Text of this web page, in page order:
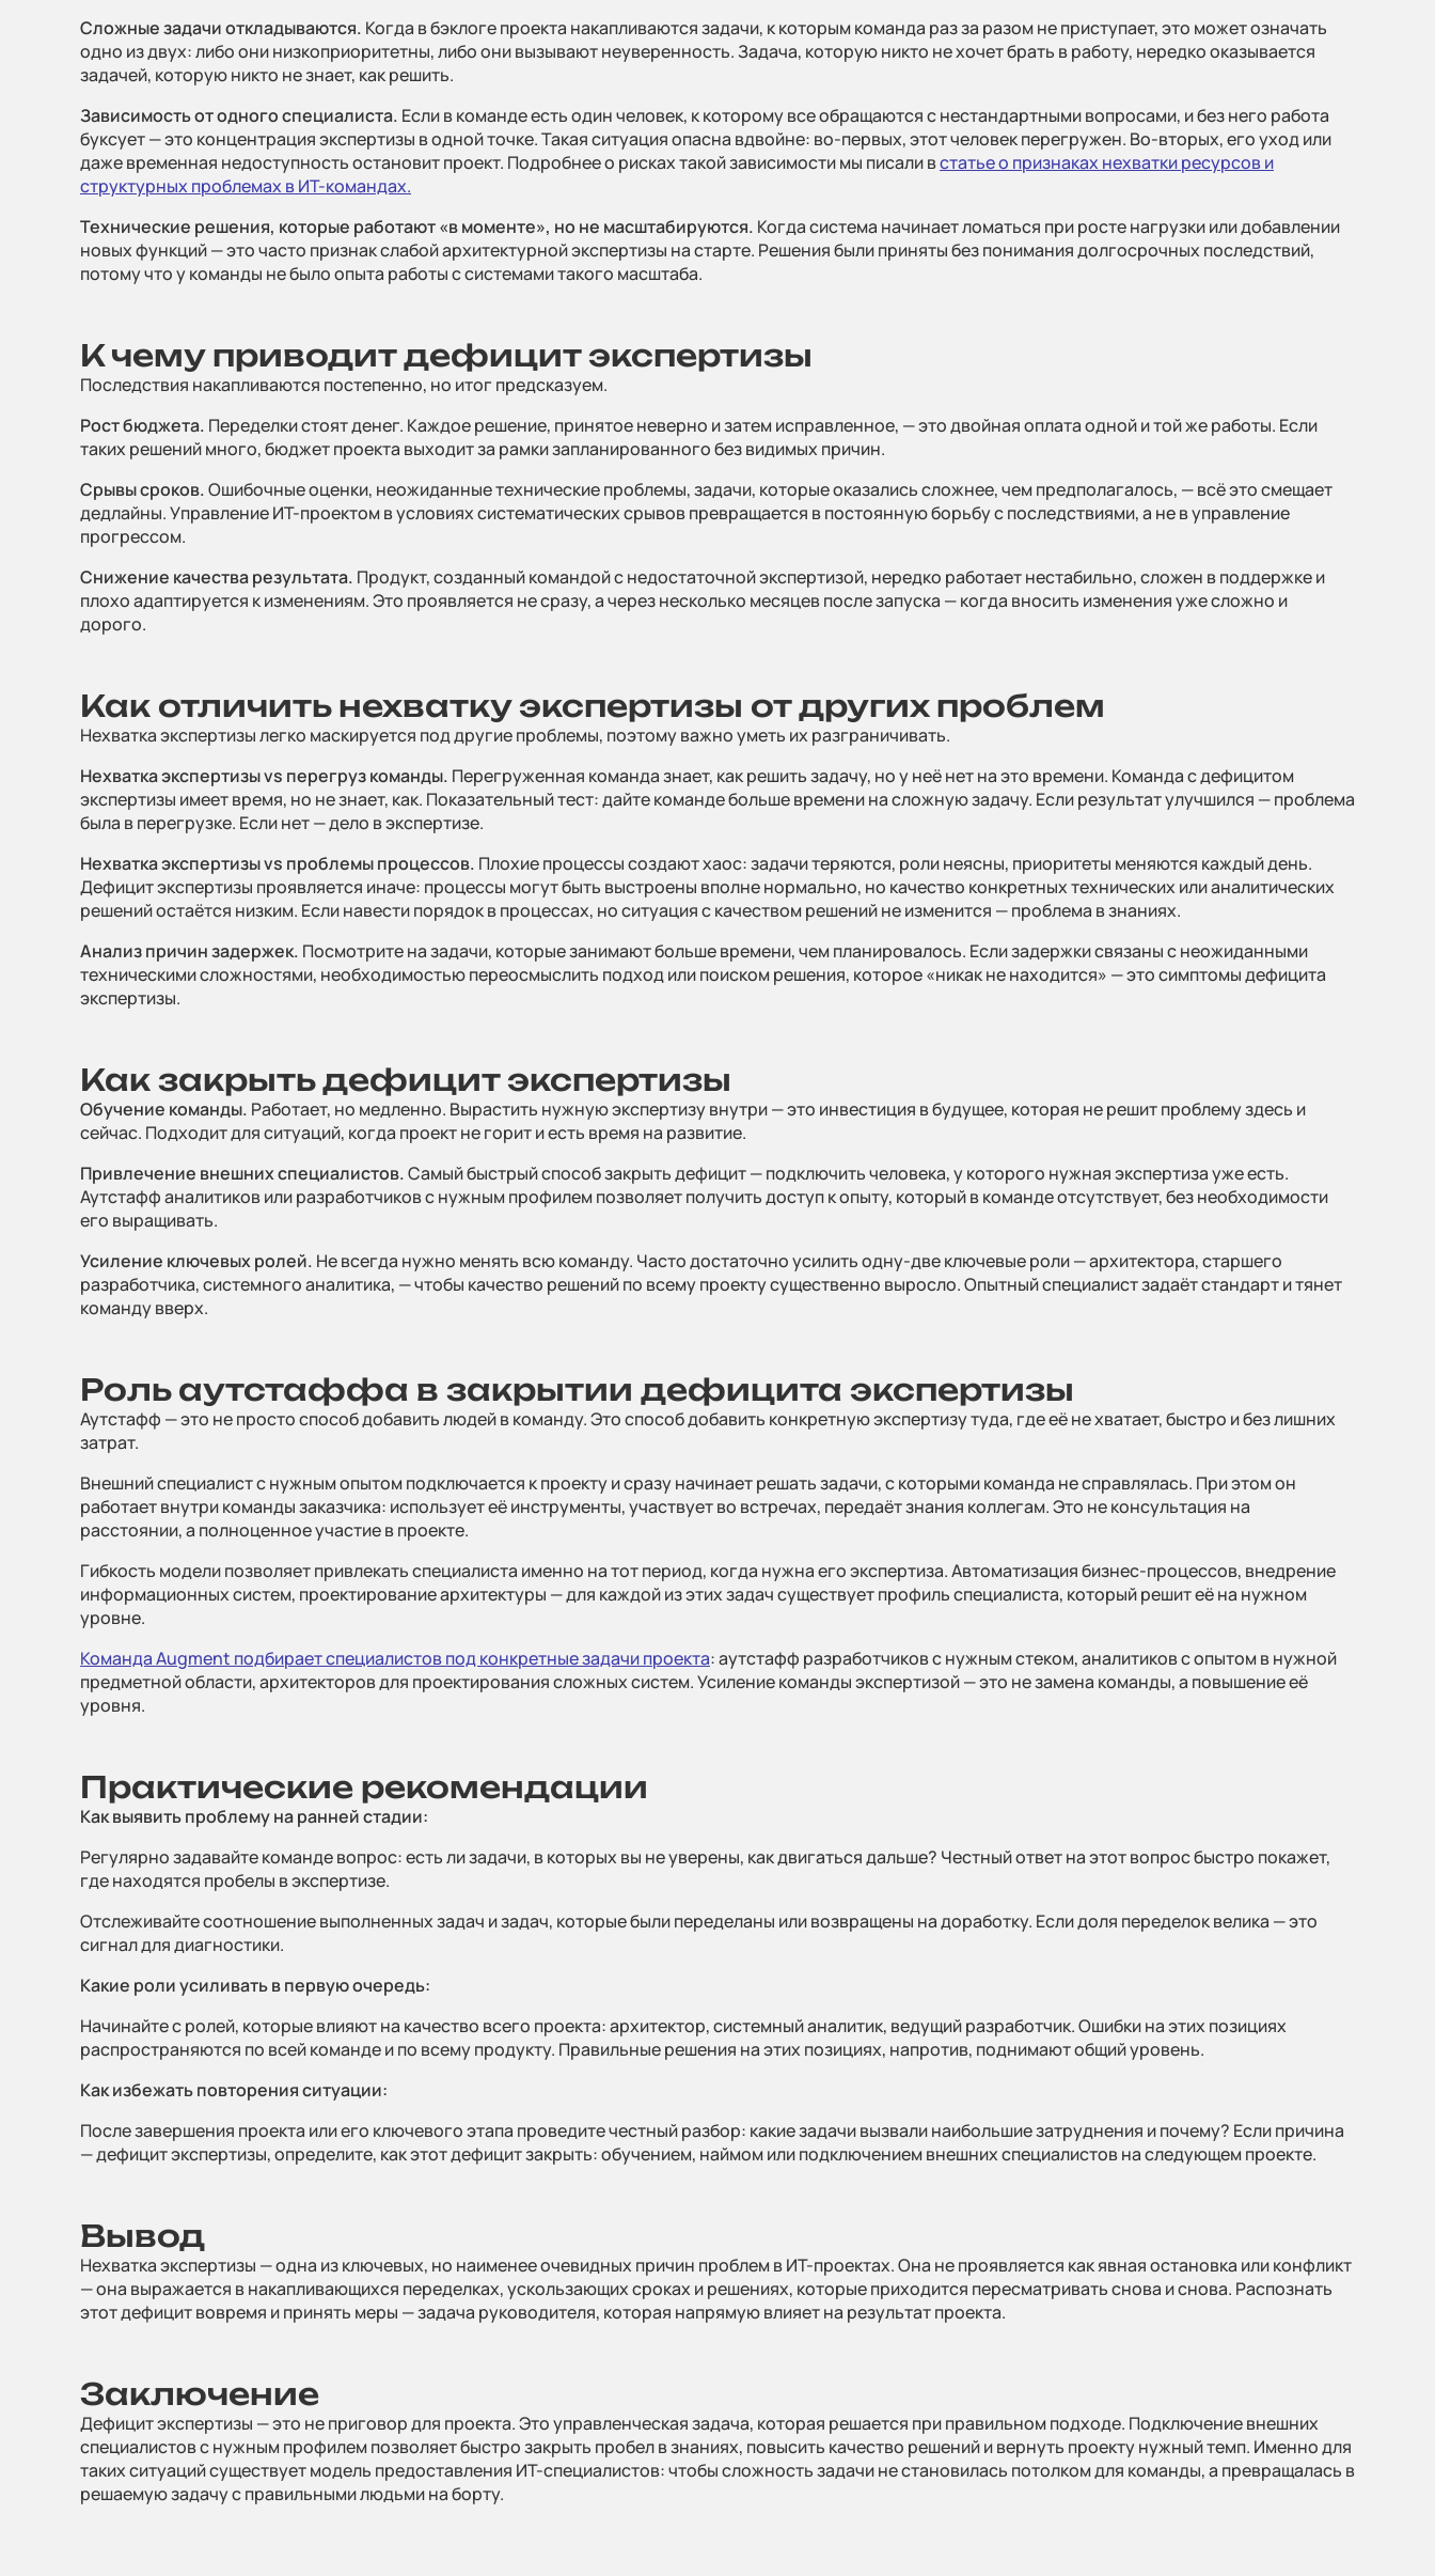
Политика
конфиденциальности
Сложные задачи откладываются. Когда в бэклоге проекта накапливаются задачи, к которым команда раз за разом не приступает, это может означать
одно из двух: либо они низкоприоритетны, либо они вызывают неуверенность. Задача, которую никто не хочет брать в работу, нередко оказывается
задачей, которую никто не знает, как решить.
Зависимость от одного специалиста. Если в команде есть один человек, к которому все обращаются с нестандартными вопросами, и без него работа
буксует — это концентрация экспертизы в одной точке. Такая ситуация опасна вдвойне: во-первых, этот человек перегружен. Во-вторых, его уход или
даже временная недоступность остановит проект. Подробнее о рисках такой зависимости мы писали встатье о признаках нехватки ресурсов и
структурных проблемах в ИТ-командах.
Технические решения, которые работают «в моменте», но не масштабируются. Когда система начинает ломаться при росте нагрузки или добавлении
новых функций — это часто признак слабой архитектурной экспертизы на старте. Решения были приняты без понимания долгосрочных последствий,
потому что у команды не было опыта работы с системами такого масштаба.
К чему приводит дефицит экспертизы
Последствия накапливаются постепенно, но итог предсказуем.
Рост бюджета. Переделки стоят денег. Каждое решение, принятое неверно и затем исправленное, — это двойная оплата одной и той же работы. Если
таких решений много, бюджет проекта выходит за рамки запланированного без видимых причин.
Срывы сроков.Ошибочные оценки, неожиданные технические проблемы, задачи, которые оказались сложнее, чем предполагалось, — всё это смещает
дедлайны. Управление ИТ-проектом в условиях систематических срывов превращается в постоянную борьбу с последствиями, а не в управление
прогрессом.
Снижение качества результата. Продукт, созданный командой с недостаточной экспертизой, нередко работает нестабильно, сложен в поддержке и
плохо адаптируется к изменениям. Это проявляется не сразу, а через несколько месяцев после запуска — когда вносить изменения уже сложно и
дорого.
Как отличить нехватку экспертизы от других проблем
Нехватка экспертизы легко маскируется под другие проблемы, поэтому важно уметь их разграничивать.
Нехватка экспертизы vs перегруз команды. Перегруженная команда знает, как решить задачу, но у неё нет на это времени. Команда с дефицитом
экспертизы имеет время, но не знает, как. Показательный тест: дайте команде больше времени на сложную задачу. Если результат улучшился — проблема
была в перегрузке. Если нет — дело в экспертизе.
Нехватка экспертизы vs проблемы процессов. Плохие процессы создают хаос: задачи теряются, роли неясны, приоритеты меняются каждый день.
Дефицит экспертизы проявляется иначе: процессы могут быть выстроены вполне нормально, но качество конкретных технических или аналитических
решений остаётся низким. Если навести порядок в процессах, но ситуация с качеством решений не изменится — проблема в знаниях.
Анализ причин задержек. Посмотрите на задачи, которые занимают больше времени, чем планировалось. Если задержки связаны с неожиданными
техническими сложностями, необходимостью переосмыслить подход или поиском решения, которое «никак не находится» — это симптомы дефицита
экспертизы.
Как закрыть дефицит экспертизы
Обучение команды. Работает, но медленно. Вырастить нужную экспертизу внутри — это инвестиция в будущее, которая не решит проблему здесь и
сейчас. Подходит для ситуаций, когда проект не горит и есть время на развитие.
Привлечение внешних специалистов.Самый быстрый способ закрыть дефицит — подключить человека, у которого нужная экспертиза уже есть.
Аутстафф аналитиков или разработчиков с нужным профилем позволяет получить доступ к опыту, который в команде отсутствует, без необходимости
его выращивать.
Усиление ключевых ролей. Не всегда нужно менять всю команду. Часто достаточно усилить одну-две ключевые роли — архитектора, старшего
разработчика, системного аналитика, — чтобы качество решений по всему проекту существенно выросло. Опытный специалист задаёт стандарт и тянет
команду вверх.
Роль аутстаффа в закрытии дефицита экспертизы
Аутстафф — это не просто способ добавить людей в команду. Это способ добавить конкретную экспертизу туда, где её не хватает, быстро и без лишних
затрат.
Внешний специалист с нужным опытом подключается к проекту и сразу начинает решать задачи, с которыми команда не справлялась. При этом он
работает внутри команды заказчика: использует её инструменты, участвует во встречах, передаёт знания коллегам. Это не консультация на
расстоянии, а полноценное участие в проекте.
Гибкость модели позволяет привлекать специалиста именно на тот период, когда нужна его экспертиза. Автоматизация бизнес-процессов, внедрение
информационных систем, проектирование архитектуры — для каждой из этих задач существует профиль специалиста, который решит её на нужном
уровне.
Команда Augment подбирает специалистов под конкретные задачи проекта: аутстафф разработчиков с нужным стеком, аналитиков с опытом в нужной
предметной области, архитекторов для проектирования сложных систем. Усиление команды экспертизой — это не замена команды, а повышение её
уровня.
Практические рекомендации
Как выявить проблему на ранней стадии:
Регулярно задавайте команде вопрос: есть ли задачи, в которых вы не уверены, как двигаться дальше? Честный ответ на этот вопрос быстро покажет,
где находятся пробелы в экспертизе.
Отслеживайте соотношение выполненных задач и задач, которые были переделаны или возвращены на доработку. Если доля переделок велика — это
сигнал для диагностики.
Какие роли усиливать в первую очередь:
Начинайте с ролей, которые влияют на качество всего проекта: архитектор, системный аналитик, ведущий разработчик. Ошибки на этих позициях
распространяются по всей команде и по всему продукту. Правильные решения на этих позициях, напротив, поднимают общий уровень.
Как избежать повторения ситуации:
После завершения проекта или его ключевого этапа проведите честный разбор: какие задачи вызвали наибольшие затруднения и почему? Если причина
— дефицит экспертизы, определите, как этот дефицит закрыть: обучением, наймом или подключением внешних специалистов на следующем проекте.
Вывод
Нехватка экспертизы — одна из ключевых, но наименее очевидных причин проблем в ИТ-проектах. Она не проявляется как явная остановка или конфликт
— она выражается в накапливающихся переделках, ускользающих сроках и решениях, которые приходится пересматривать снова и снова. Распознать
этот дефицит вовремя и принять меры — задача руководителя, которая напрямую влияет на результат проекта.
Заключение
Дефицит экспертизы — это не приговор для проекта. Это управленческая задача, которая решается при правильном подходе. Подключение внешних
специалистов с нужным профилем позволяет быстро закрыть пробел в знаниях, повысить качество решений и вернуть проекту нужный темп. Именно для
таких ситуаций существует модель предоставления ИТ-специалистов: чтобы сложность задачи не становилась потолком для команды, а превращалась в
решаемую задачу с правильными людьми на борту.
Оставьте заявку
Заполните и отправьте данные и мы свяжемся с вами в течение рабочего дня
Ваше имя* Компания
Способ связи*:
Telegram
WhatsApp E-mail Позвонить
Напишите, какие специалисты, в каком количестве и как срочно нужны на ваш
Нажимая на кнопку, вы даете свое согласие на обработку
персональных данныхи соглашаетесьс политикой
Оставить заявку